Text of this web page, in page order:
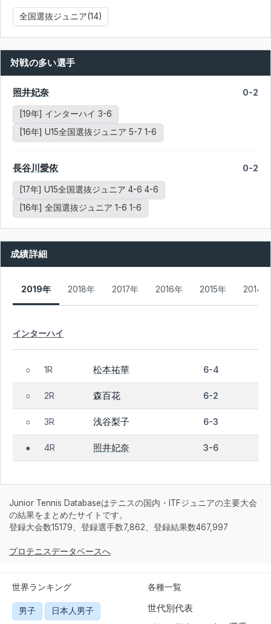
全国選抜ジュニア(14)
対戦の多い選手
照井妃奈 0-2
[19年] インターハイ 3-6
[16年] U15全国選抜ジュニア 5-7 1-6
長谷川愛依 0-2
[17年] U15全国選抜ジュニア 4-6 4-6
[16年] 全国選抜ジュニア 1-6 1-6
成績詳細
2019年 2018年 2017年 2016年 2015年 2014年
インターハイ
○ 1R 松本祐華 6-4
○ 2R 森百花 6-2
○ 3R 浅谷梨子 6-3
● 4R 照井妃奈 3-6
Junior Tennis Databaseはテニスの国内・ITFジュニアの主要大会
の結果をまとめたサイトです。
登録大会数15179、登録選手数7,862、登録結果数467,997
プロテニスデータベースへ
世界ランキング
男子 日本人男子
各種一覧
世代別代表